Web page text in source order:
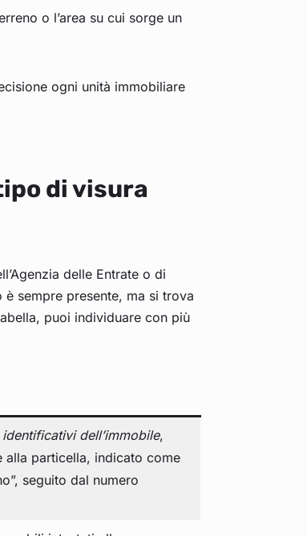
o l’area su cui sorge un
ogni unità immobiliare
di visura
delle Entrate o di
sempre presente, ma si trova
puoi individuare con più
dell’immobile,
alla particella, indicato come
seguito dal numero